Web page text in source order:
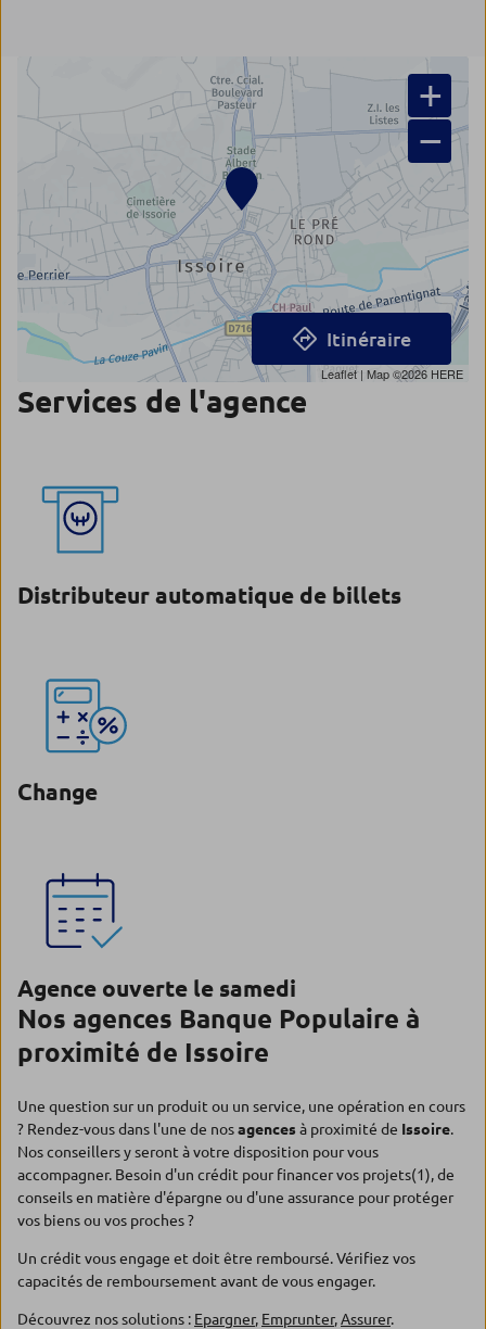
+
−
Leaflet | Map ©2026 HERE
Itinéraire
Services de l'agence
Distributeur automatique de billets
Change
Agence ouverte le samedi
Nos agences Banque Populaire à
proximité de Issoire
Une question sur un produit ou un service, une opération en cours
? Rendez-vous dans l'une de nosagencesà proximité de Issoire.
Nos conseillers y seront à votre disposition pour vous
accompagner. Besoin d'un crédit pour financer vos projets(1), de
conseils en matière d'épargne ou d'une assurance pour protéger
vos biens ou vos proches ?
Un crédit vous engage et doit être remboursé. Vérifiez vos
capacités de remboursement avant de vous engager.
Découvrez nos solutions : Epargner, Emprunter,Assurer.